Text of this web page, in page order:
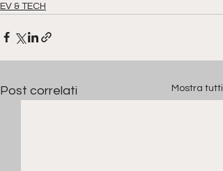
EV & TECH
Post correlati Mostra tutti